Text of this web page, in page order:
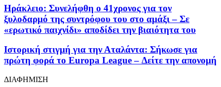
Ηράκλειο: Συνελήφθη ο 41χρονος για τον
ξυλοδαρμό της συντρόφου του στο αμάξι – Σε
«ερωτικό παιχνίδι» αποδίδει την βιαιότητα του
Ιστορική στιγμή για την Αταλάντα: Σήκωσε για
πρώτη φορά το Europa League – Δείτε την απονομή
ΔΙΑΦΗΜΙΣΗ